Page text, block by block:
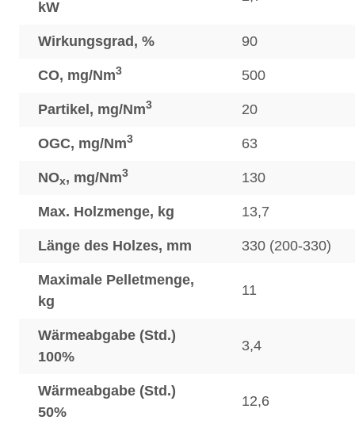
kW
Wirkungsgrad, % 90
CO, mg/Nm3 500
Partikel, mg/Nm3 20
OGC, mg/Nm3 63
NOx, mg/Nm3 130
Max. Holzmenge, kg 13,7
Länge des Holzes, mm 330 (200-330)
Maximale Pelletmenge,
kg
11
Wärmeabgabe (Std.)
100%
3,4
Wärmeabgabe (Std.)
50%
12,6